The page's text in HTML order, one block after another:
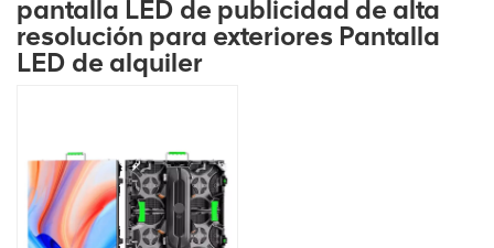
pantalla LED de publicidad de alta
resolución para exteriores Pantalla
LED de alquiler